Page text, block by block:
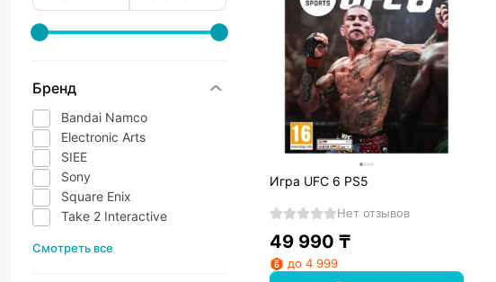
Бренд
Bandai Namco
Electronic Arts
SIEE
Sony
Square Enix
Take 2 Interactive
Смотреть все
Игра UFC 6 PS5
Нет отзывов
49 990 ₸
до 4 999